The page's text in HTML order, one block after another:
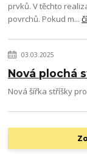
prvků. V těchto
povrchů. Pokud m...
03.03.2025
Nová plochá
Nová šířka stříšky